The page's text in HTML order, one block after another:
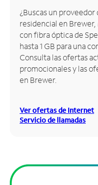
Inglés
Administrar
cuenta
Encuentra
una
tienda
¿Buscas un
residencial en
con fibra óptica de
hasta 1 GB para una
Consulta las ofertas
promocionales y las
en Brewer.
Ver ofertas de Internet
Servicio de llamadas